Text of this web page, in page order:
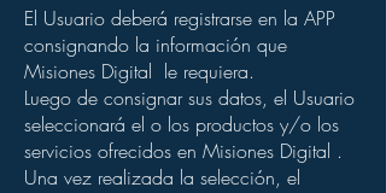
El Usuario deberá registrarse en la APP
consignando la información que
Misiones Digital le requiera.
Luego de consignar sus datos, el Usuario
seleccionará el o los productos y/o los
servicios ofrecidos en Misiones Digital .
Una vez realizada la selección, el